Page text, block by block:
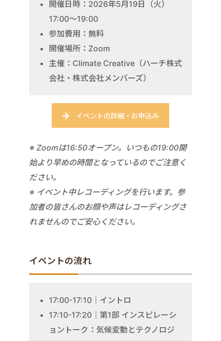
開催日時：2026年5月19日（火）
17:00〜19:00
参加費用：無料
開催場所：Zoom
主催：Climate Creative（ハーチ株式
会社・株式会社メンバーズ）
イベントの詳細・お申込み
※ Zoomは16:50オープン。いつもの19:00開
始より早めの時間となっているのでご注意く
ださい。
※ イベント中レコーディングを行います。参
加者の皆さんのお顔や声はレコーディングさ
れませんのでご安心ください。
イベントの流れ
17:00-17:10｜イントロ
17:10-17:20｜第1部 インスピレーシ
ョントーク：気候変動とテクノロジ